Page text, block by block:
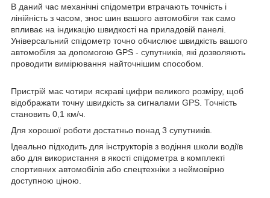
В даний час механічні спідометри втрачають точність і
лінійність з часом, знос шин вашого автомобіля так само
впливає на індикацію швидкості на приладовій панелі.
Універсальний спідометр точно обчислює швидкість вашого
автомобіля за допомогою GPS - супутників, які дозволяють
проводити вимірювання найточнішим способом.
Пристрій має чотири яскраві цифри великого розміру, щоб
відображати точну швидкість за сигналами GPS. Точність
становить 0,1 км/ч.
Для хорошої роботи достатньо понад 3 супутників.
Ідеально підходить для інструкторів з водіння школи водіїв
або для використання в якості спідометра в комплекті
спортивних автомобілів або спецтехніки з неймовірно
доступною ціною.